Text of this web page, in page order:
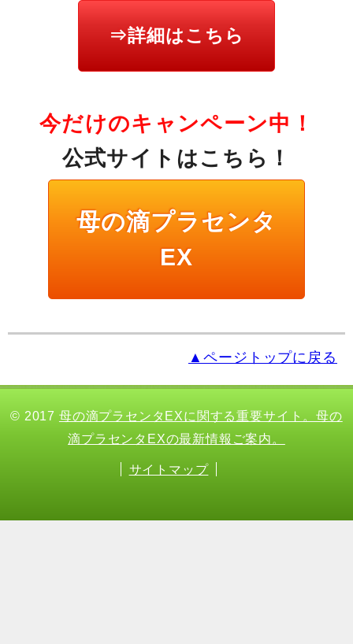
⇒詳細はこちら
今だけのキャンペーン中！
公式サイトはこちら！
母の滴プラセンタ
EX
▲ページトップに戻る
© 2017 母の滴プラセンタEXに関する重要サイト。母の
滴プラセンタEXの最新情報ご案内。
サイトマップ